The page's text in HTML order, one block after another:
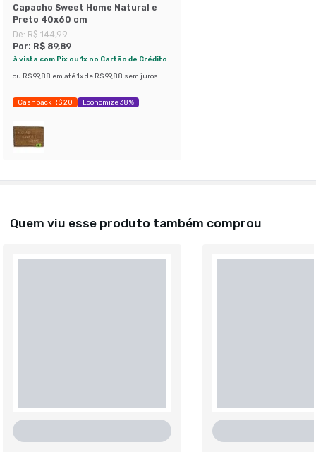
Capacho Sweet Home Natural e
Preto 40x60 cm
De:R$ 144,99
Por: R$ 89,89
à vista com Pix ou 1x no Cartão de Crédito
ou R$ 99,88 em até 1x de R$ 99,88 sem juros
Cashback R$ 20 Economize 38%
Quem viu esse produto também comprou